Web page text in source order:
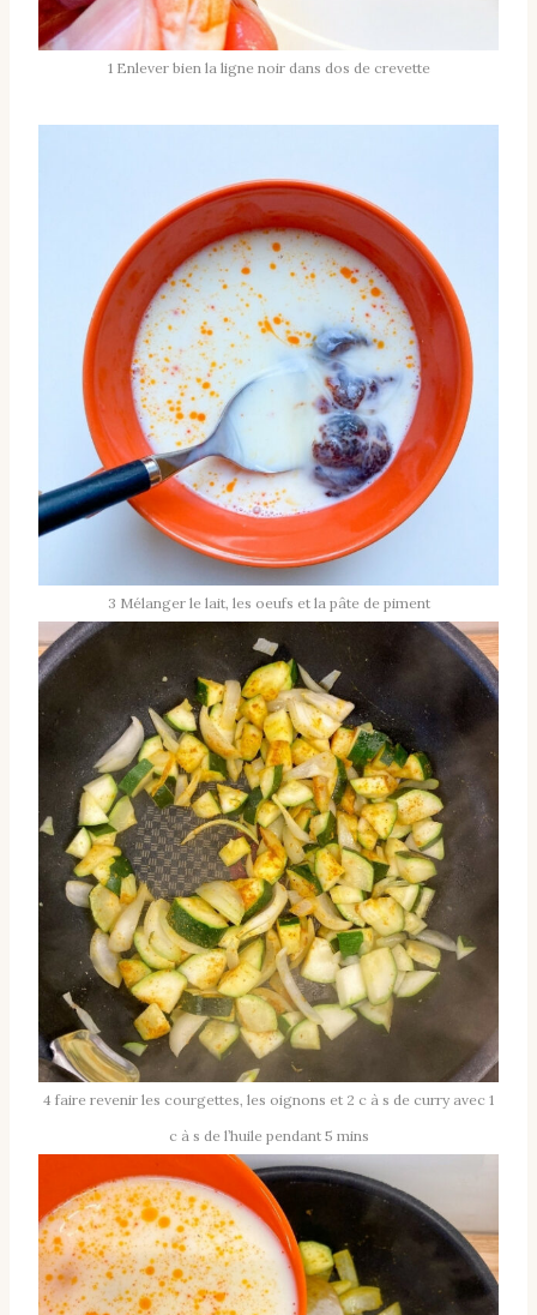
1 Enlever bien la ligne noir dans dos de crevette
3 Mélanger le lait, les oeufs et la pâte de piment
4 faire revenir les courgettes, les oignons et 2 c à s de curry avec 1
c à s de l’huile pendant 5 mins